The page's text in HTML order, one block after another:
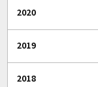
2020
2019
2018